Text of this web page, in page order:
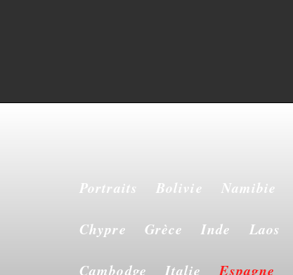
Portraits Bolivie Namibie
Chypre Grèce Inde Laos
Cambodge Italie Espagne